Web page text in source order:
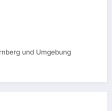
und Umgebung